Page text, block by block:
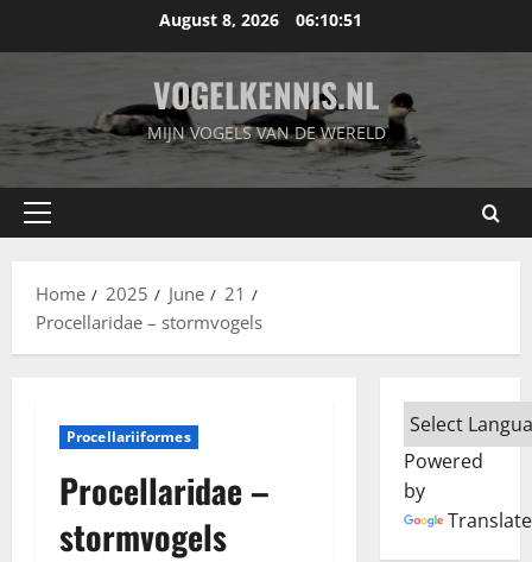
August 8, 2026 06:10:52
VOGELKENNIS.NL
MIJN VOGELS VAN DE WERELD
Primary
Home
2025 June
21
Procellaridae – stormvogels
Procellariiformes
Procellaridae –
stormvogels
Powered
by
Translate